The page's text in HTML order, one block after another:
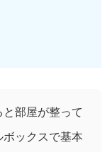
部屋が整って
ックスで基本